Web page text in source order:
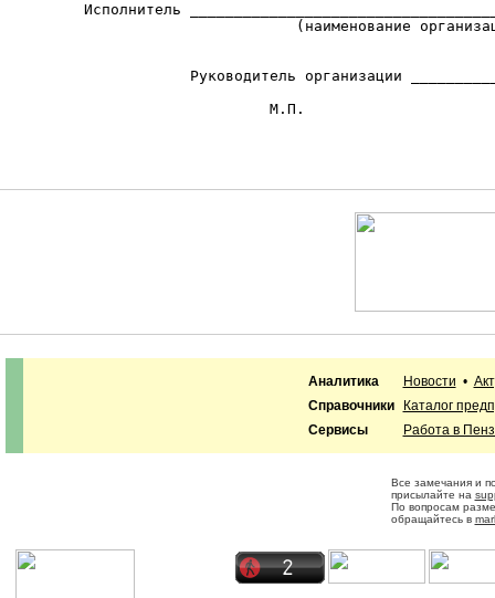
Исполнитель
(наименование
Руководитель организации
                              М.П.
Аналитика Новости •
Справочники
Каталог
Сервисы
Работа в
Все замечания и
присылайте на
По вопросам
обращайтесь в